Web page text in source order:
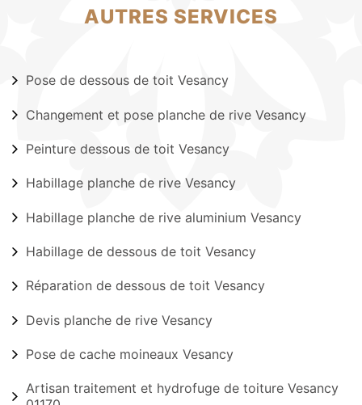
AUTRES SERVICES
Pose de dessous de toit Vesancy
Changement et pose planche de rive Vesancy
Peinture dessous de toit Vesancy
Habillage planche de rive Vesancy
Habillage planche de rive aluminium Vesancy
Habillage de dessous de toit Vesancy
Réparation de dessous de toit Vesancy
Devis planche de rive Vesancy
Pose de cache moineaux Vesancy
Artisan traitement et hydrofuge de toiture Vesancy